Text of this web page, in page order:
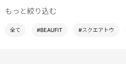
もっと絞り込む
全て #BEAUFIT #スクエアトウ